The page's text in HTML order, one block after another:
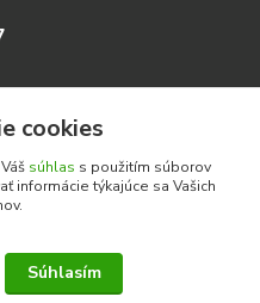
AkvaShop s.r.o. • IBAN:
cookies
súhlas s použitím súborov
informácie týkajúce sa Vašich
Súhlasím